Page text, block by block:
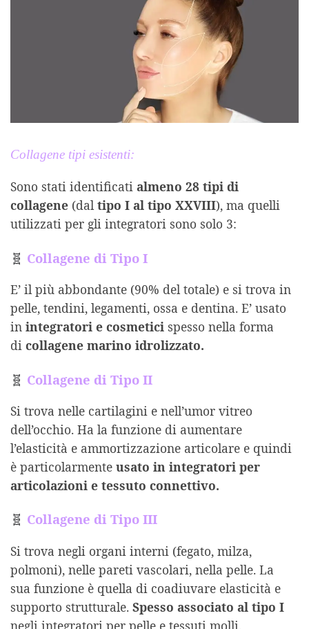
Collagene tipi esistenti:
Sono stati identificati almeno 28 tipi di
collagene (daltipo I al tipo XXVIII), ma quelli
utilizzati per gli integratori sono solo 3:
🧬 Collagene di Tipo I
E’ il più abbondante (90% del totale) e si trova in
pelle, tendini, legamenti, ossa e dentina. E’ usato
in integratori e cosmetici spesso nella forma
di collagene marino idrolizzato.
🧬 Collagene di Tipo II
Si trova nelle cartilagini e nell’umor vitreo
dell’occhio. Ha la funzione di aumentare
l’elasticità e ammortizzazione articolare e quindi
è particolarmente usato in integratori per
articolazioni e tessuto connettivo.
🧬 Collagene di Tipo III
Si trova negli organi interni (fegato, milza,
polmoni), nelle pareti vascolari, nella pelle. La
sua funzione è quella di coadiuvare elasticità e
supporto strutturale. Spesso associato al tipo I